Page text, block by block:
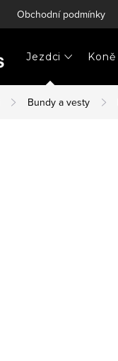
Obchodní podmínky
Jezdci Koně
Bundy a vesty